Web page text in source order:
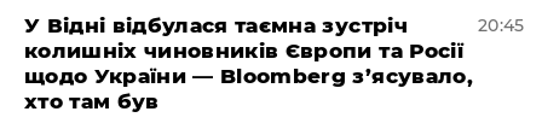
​У Відні відбулася таємна зустріч
колишніх чиновників Європи та Росії
щодо України — Bloomberg з’ясувало,
хто там був
20:45